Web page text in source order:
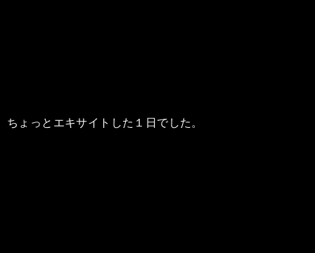
ちょっとエキサイトした１日でした。